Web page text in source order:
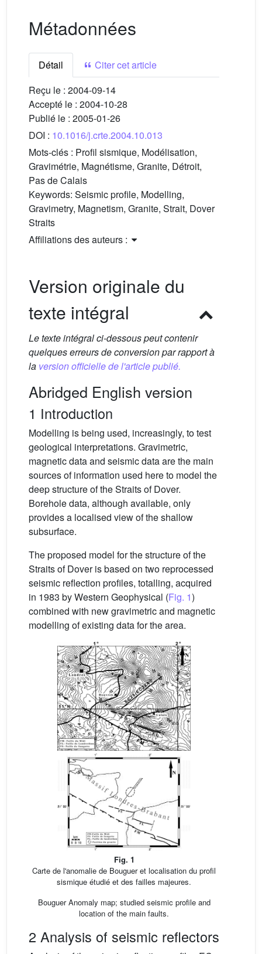
Métadonnées
Détail
Citer cet article
Reçu le : 2004-09-14
Accepté le : 2004-10-28
Publié le : 2005-01-26
DOI : 10.1016/j.crte.2004.10.013
Mots-clés : Profil sismique, Modélisation,
Gravimétrie, Magnétisme, Granite, Détroit,
Pas de Calais
Keywords: Seismic profile, Modelling,
Gravimetry, Magnetism, Granite, Strait, Dover
Straits
Affiliations des auteurs :
Version originale du
texte intégral
Le texte intégral ci-dessous peut contenir
quelques erreurs de conversion par rapport à
la version officielle de l'article publié.
Abridged English version
1 Introduction
Modelling is being used, increasingly, to test
geological interpretations. Gravimetric,
magnetic data and seismic data are the main
sources of information used here to model the
deep structure of the Straits of Dover.
Borehole data, although available, only
provides a localised view of the shallow
subsurface.
The proposed model for the structure of the
Straits of Dover is based on two reprocessed
seismic reflection profiles, totalling, acquired
in 1983 by Western Geophysical (Fig. 1)
combined with new gravimetric and magnetic
modelling of existing data for the area.
Fig. 1
Carte de l'anomalie de Bouguer et localisation du profil
sismique étudié et des failles majeures.
Bouguer Anomaly map; studied seismic profile and
location of the main faults.
2 Analysis of seismic reflectors